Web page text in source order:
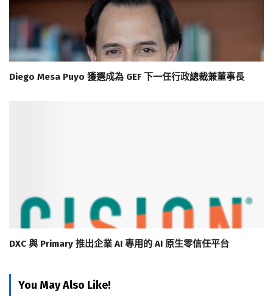
Diego Mesa Puyo 獲選成為 GEF 下一任行政總裁兼董事長
DXC 與 Primary 推出企業 AI 專用的 AI 原生零信任平台
You May Also Like!